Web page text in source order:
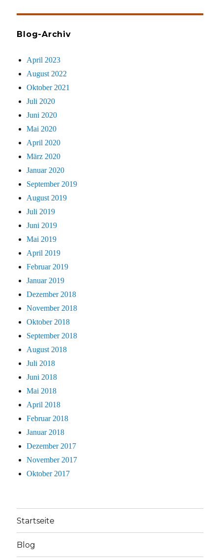
Blog-Archiv
April 2023
August 2022
Oktober 2021
Juli 2020
Juni 2020
Mai 2020
April 2020
März 2020
Januar 2020
September 2019
August 2019
Juli 2019
Juni 2019
Mai 2019
April 2019
Februar 2019
Januar 2019
Dezember 2018
November 2018
Oktober 2018
September 2018
August 2018
Juli 2018
Juni 2018
Mai 2018
April 2018
Februar 2018
Januar 2018
Dezember 2017
November 2017
Oktober 2017
Startseite
Blog